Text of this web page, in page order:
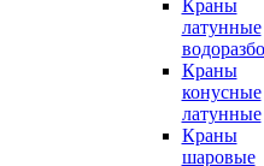
Краны
латунные
Краны
конусные
латунные
Краны
шаровые